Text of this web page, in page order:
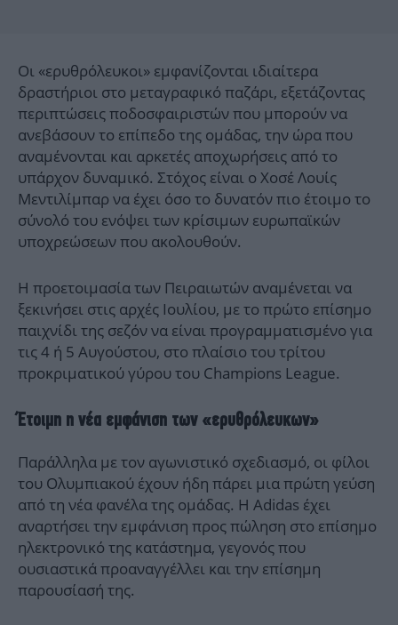
Οι «ερυθρόλευκοι» εμφανίζονται ιδιαίτερα
δραστήριοι στο μεταγραφικό παζάρι, εξετάζοντας
περιπτώσεις ποδοσφαιριστών που μπορούν να
ανεβάσουν το επίπεδο της ομάδας, την ώρα που
αναμένονται και αρκετές αποχωρήσεις από το
υπάρχον δυναμικό. Στόχος είναι ο Χοσέ Λουίς
Μεντιλίμπαρ να έχει όσο το δυνατόν πιο έτοιμο το
σύνολό του ενόψει των κρίσιμων ευρωπαϊκών
υποχρεώσεων που ακολουθούν.
Η προετοιμασία των Πειραιωτών αναμένεται να
ξεκινήσει στις αρχές Ιουλίου, με το πρώτο επίσημο
παιχνίδι της σεζόν να είναι προγραμματισμένο για
τις 4 ή 5 Αυγούστου, στο πλαίσιο του τρίτου
προκριματικού γύρου του Champions League.
Έτοιμη η νέα εμφάνιση των «ερυθρόλευκων»
Παράλληλα με τον αγωνιστικό σχεδιασμό, οι φίλοι
του Ολυμπιακού έχουν ήδη πάρει μια πρώτη γεύση
από τη νέα φανέλα της ομάδας. Η Adidas έχει
αναρτήσει την εμφάνιση προς πώληση στο επίσημο
ηλεκτρονικό της κατάστημα, γεγονός που
ουσιαστικά προαναγγέλλει και την επίσημη
παρουσίασή της.